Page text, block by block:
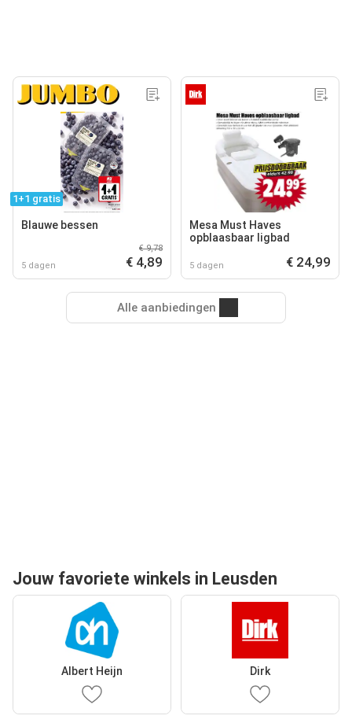
1+1 gratis
Blauwe bessen
5 dagen
€ 9,78
€ 4,89
Mesa Must Haves
opblaasbaar ligbad
5 dagen € 24,99
Alle aanbiedingen
Jouw favoriete winkels in Leusden
Albert Heijn Dirk